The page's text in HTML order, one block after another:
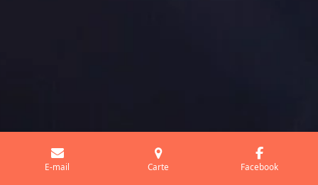
E-mail Carte Facebook